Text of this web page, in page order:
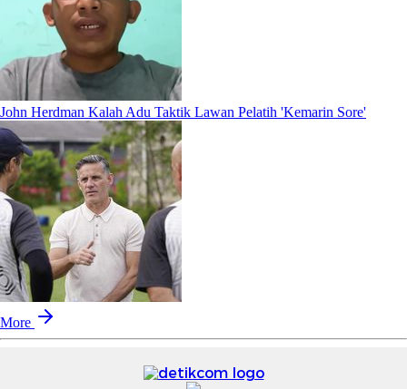
John Herdman Kalah Adu Taktik Lawan Pelatih 'Kemarin Sore'
More